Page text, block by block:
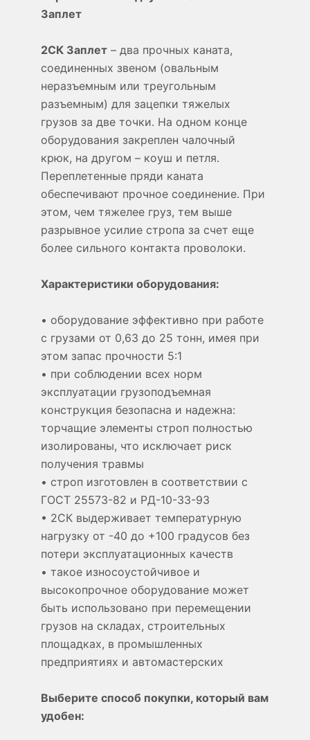
Заплет
2СК Заплет – два прочных каната,
соединенных звеном (овальным
неразъемным или треугольным
разъемным) для зацепки тяжелых
грузов за две точки. На одном конце
оборудования закреплен чалочный
крюк, на другом – коуш и петля.
Переплетенные пряди каната
обеспечивают прочное соединение. При
этом, чем тяжелее груз, тем выше
разрывное усилие стропа за счет еще
более сильного контакта проволоки.
Характеристики оборудования:
• оборудование эффективно при работе
с грузами от 0,63 до 25 тонн, имея при
этом запас прочности 5:1
• при соблюдении всех норм
эксплуатации грузоподъемная
конструкция безопасна и надежна:
торчащие элементы строп полностью
изолированы, что исключает риск
получения травмы
• строп изготовлен в соответствии с
ГОСТ 25573-82 и РД-10-33-93
• 2СК выдерживает температурную
нагрузку от -40 до +100 градусов без
потери эксплуатационных качеств
• такое износоустойчивое и
высокопрочное оборудование может
быть использовано при перемещении
грузов на складах, строительных
площадках, в промышленных
предприятиях и автомастерских
Выберите способ покупки, который вам
удобен: